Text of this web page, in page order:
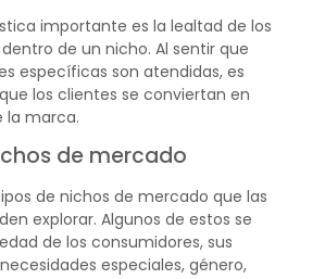
importante es la lealtad de los
de un nicho. Al sentir que
específicas son atendidas, es
los clientes se conviertan en
la marca.
de mercado
de nichos de mercado que las
explorar. Algunos de estos se
de los consumidores, sus
especiales, género,